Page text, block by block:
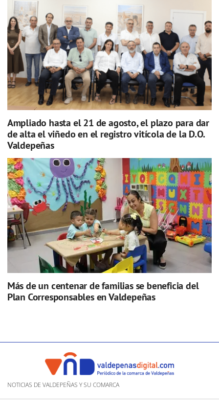
Ampliado hasta el 21 de agosto, el plazo para dar
de alta el viñedo en el registro vitícola de la D.O.
Valdepeñas
Más de un centenar de familias se beneficia del
Plan Corresponsables en Valdepeñas
NOTICIAS DE VALDEPEÑAS Y SU COMARCA